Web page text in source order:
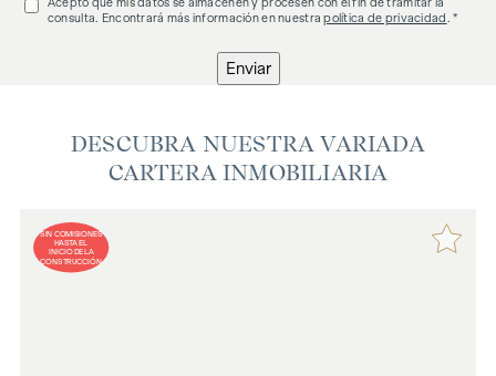
consulta. Encontrará más información en nuestrapolítica de privacidad . *
Enviar
DESCUBRA NUESTRA VARIADA
CARTERA INMOBILIARIA
SIN COMISIONES
HASTA EL
INICIO DE LA
CONSTRUCCIÓN